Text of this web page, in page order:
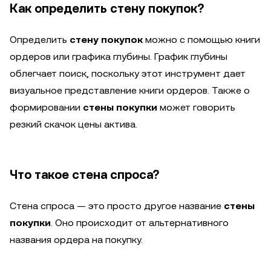
Как определить стену покупок?
Определить стену покупок можно с помощью книги
ордеров или графика глубины. График глубины
облегчает поиск, поскольку этот инструмент дает
визуальное представление книги ордеров. Также о
формировании стены покупки может говорить
резкий скачок цены актива.
Что такое стена спроса?
Стена спроса — это просто другое название стены
покупки . Оно происходит от альтернативного
названия ордера на покупку.